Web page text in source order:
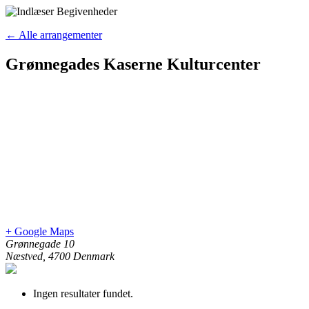
← Alle arrangementer
Grønnegades Kaserne Kulturcenter
+ Google Maps
Grønnegade 10
Næstved 4700 Denmark
Ingen resultater fundet.